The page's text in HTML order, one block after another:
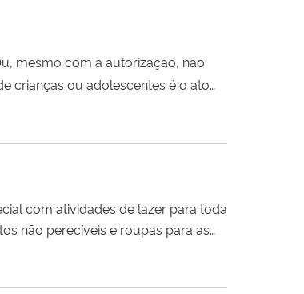
mesmo com a autorização, não
a
com atividades de lazer para toda
não perecíveis e roupas para as